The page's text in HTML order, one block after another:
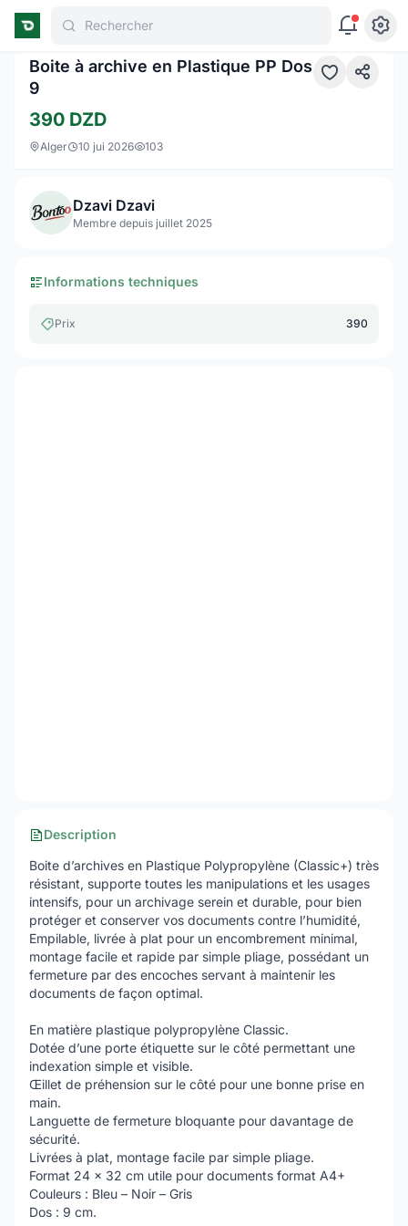
Rechercher 1 / 4
Boite à archive en Plastique PP Dos
9
390 DZD
Alger 10 jui 2026 103
Dzavi Dzavi
Membre depuis juillet 2025
Informations techniques
Prix 390
Description
Boite d’archives en Plastique Polypropylène (Classic+) très
résistant, supporte toutes les manipulations et les usages
intensifs, pour un archivage serein et durable, pour bien
protéger et conserver vos documents contre l’humidité,
Empilable, livrée à plat pour un encombrement minimal,
montage facile et rapide par simple pliage, possédant un
fermeture par des encoches servant à maintenir les
documents de façon optimal.
En matière plastique polypropylène Classic.
Dotée d’une porte étiquette sur le côté permettant une
indexation simple et visible.
Œillet de préhension sur le côté pour une bonne prise en
main.
Languette de fermeture bloquante pour davantage de
sécurité.
Livrées à plat, montage facile par simple pliage.
Format 24 x 32 cm utile pour documents format A4+
Couleurs : Bleu – Noir – Gris
Dos : 9 cm.